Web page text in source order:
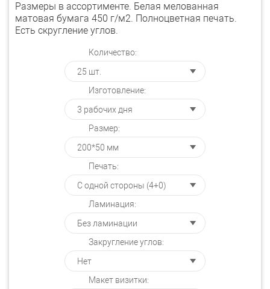
Размеры в ассортименте. Белая мелованная
матовая бумага 450 г/м2. Полноцветная печать.
Есть скругление углов.
Количество:
Изготовление:
Размер:
Печать:
Ламинация:
Закругление углов:
Макет визитки: